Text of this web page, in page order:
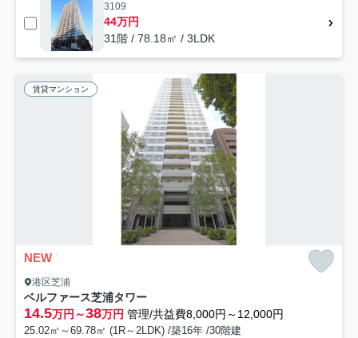
3109
44万円
31階 / 78.18㎡ / 3LDK
賃貸マンション
NEW
港区芝浦
ベルファース芝浦タワー
14.5万円～38万円 管理/共益費8,000円～12,000円
25.02㎡～69.78㎡ (1R～2LDK) /築16年 /30階建